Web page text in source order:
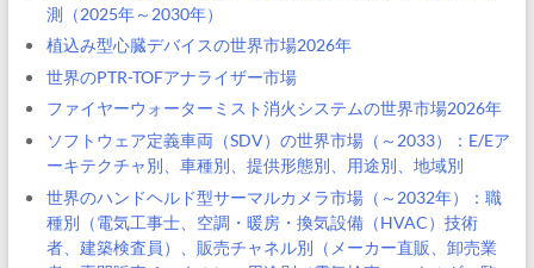
測（2025年～2030年）
植込み型心臓デバイスの世界市場2026年
世界のPTR-TOFアナライザー市場
ファイヤーウォーターミスト消火システムの世界市場2026年
ソフトウェア定義車両（SDV）の世界市場（～2033）：E/Eア
ーキテクチャ別、車種別、提供形態別、用途別、地域別
世界のハンドヘルド型サーマルカメラ市場（～2032年）：職
種別（電気工事士、空調・暖房・換気設備（HVAC）技術
者、建築検査員）、販売チャネル別（メーカー直販、卸売業